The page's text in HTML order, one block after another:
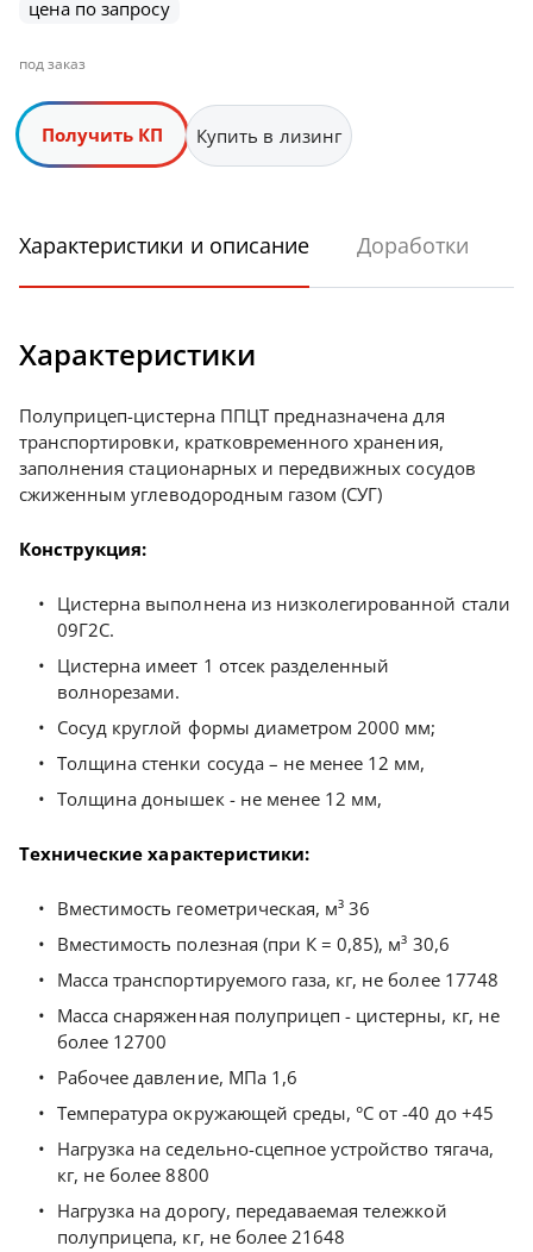
цена по запросу
под заказ
Получить КП Купить в лизинг
Характеристики и описание Доработки
Характеристики
Полуприцеп-цистерна ППЦТ предназначена для
транспортировки, кратковременного хранения,
заполнения стационарных и передвижных сосудов
сжиженным углеводородным газом (СУГ)
Конструкция:
Цистерна выполнена из низколегированной стали
09Г2С.
Цистерна имеет 1 отсек разделенный
волнорезами.
Сосуд круглой формы диаметром 2000 мм;
Толщина стенки сосуда – не менее 12 мм,
Толщина донышек - не менее 12 мм,
Технические характеристики:
Вместимость геометрическая, м³ 36
Вместимость полезная (при К = 0,85), м³ 30,6
Масса транспортируемого газа, кг, не более 17748
Масса снаряженная полуприцеп - цистерны, кг, не
более 12700
Рабочее давление, МПа 1,6
Температура окружающей среды, °С от -40 до +45
Нагрузка на седельно-сцепное устройство тягача,
кг, не более 8800
Нагрузка на дорогу, передаваемая тележкой
полуприцепа, кг, не более 21648